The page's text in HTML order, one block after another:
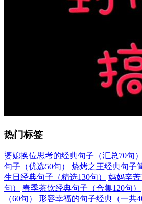
热门标签
婆媳换位思考的经典句子（汇总70句）
句子（优选50句）
烧烤之王经典句子
生日经典句子（精选130句）
妈妈辛
句）
春季茶饮经典句子（合集120句）
（60句）
形容幸福的句子经典（一共